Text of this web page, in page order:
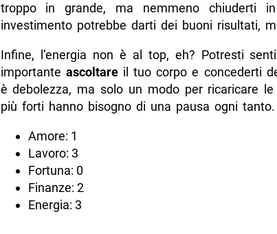
troppo in grande, ma nemmeno chiuderti
investimento potrebbe darti dei buoni risultati,
Infine, l’energia non è al top, eh? Potresti
importante ascoltareil tuo corpo e concederti
è debolezza, ma solo un modo per ricaricare
più forti hanno bisogno di una pausa ogni tanto.
Amore: 1
Lavoro: 3
Fortuna: 0
Finanze: 2
Energia: 3